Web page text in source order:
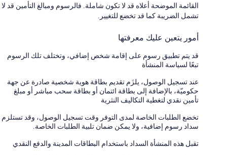
القائمة الموضحة أعلاه قد لا تكون شاملة. فالرسوم ومبالغ التأمين قد لا
تشمل الضريبة كما قد تخضع للتغيير.
أمور يتعين عليك معرفتها
قد يتم تطبيق رسوم على إقامة شخص إضافي، وتختلف تلك الرسوم
تبعًا لسياسة المنشأة
عند تسجيل الوصول، يلزَم تقديم بطاقة هوية شخصية صادرة عن جهة
حكوميّة، بالإضافة إلى بطاقة ائتمان أو بطاقة سحب مباشر أو مبلغ
تأمين نقدي لتغطية التكاليف النثرية
تخضع الطلبات الخاصة لمدى التوفر وقت تسجيل الوصول، وقد تستلزم
سداد رسوم إضافية، ولا يمكن ضمان تلبية الطلبات الخاصة.
تقبل هذه المنشأة السداد باستخدام البطاقات المدينة والدفع النقدي